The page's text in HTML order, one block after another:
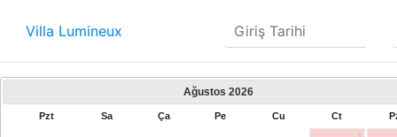
Villa Lumineux
Ağustos 2026
Pzt Sa Ça Pe Cu Ct